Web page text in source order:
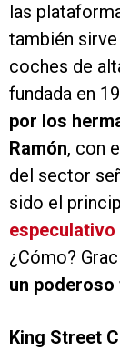
las
también
coches de
fundada en
por los
Ramón, con
del sector
sido el
especulativo
¿Cómo?
un
King Street